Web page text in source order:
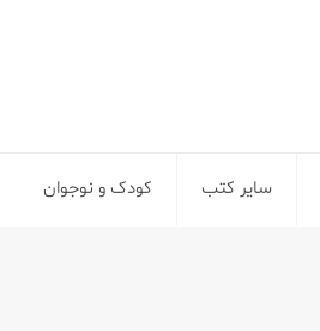
سایر کتب کودک و نوجوان